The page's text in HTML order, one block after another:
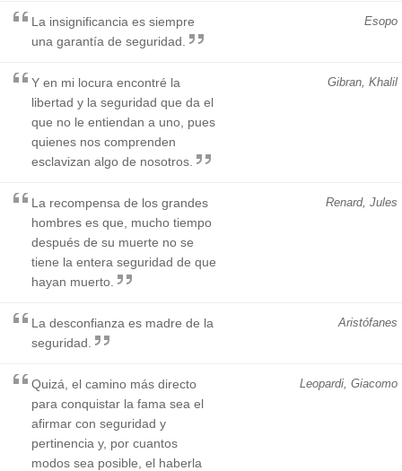
Esopo
La insignificancia es siempre
una garantía de seguridad.
Gibran, Khalil
Y en mi locura encontré la
libertad y la seguridad que da el
que no le entiendan a uno, pues
quienes nos comprenden
esclavizan algo de nosotros.
Renard, Jules
La recompensa de los grandes
hombres es que, mucho tiempo
después de su muerte no se
tiene la entera seguridad de que
hayan muerto.
Aristófanes
La desconfianza es madre de la
seguridad.
Leopardi, Giacomo
Quizá, el camino más directo
para conquistar la fama sea el
afirmar con seguridad y
pertinencia y, por cuantos
modos sea posible, el haberla